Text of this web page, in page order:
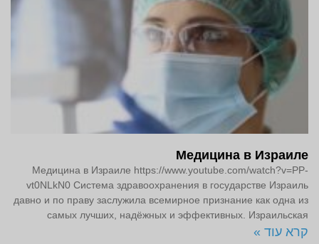
Медицина в Израиле
Медицина в Израиле https://www.youtube.com/watch?v=PP-
vt0NLkN0 Система здравоохранения в государстве Израиль
давно и по праву заслужила всемирное признание как одна из
самых лучших, надёжных и эффективных. Израильская
קרא עוד »